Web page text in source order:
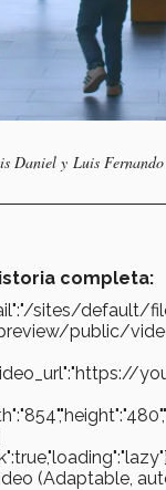
Daniel y Luis
completa:
sites/default/
public/
(Adaptable,